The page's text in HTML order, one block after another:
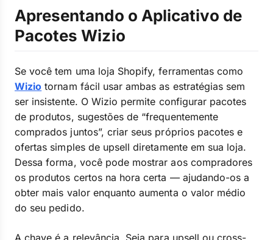
Apresentando o Aplicativo de
Pacotes Wizio
Se você tem uma loja Shopify, ferramentas como
Wizio tornam fácil usar ambas as estratégias sem
ser insistente. O Wizio permite configurar pacotes
de produtos, sugestões de “frequentemente
comprados juntos”, criar seus próprios pacotes e
ofertas simples de upsell diretamente em sua loja.
Dessa forma, você pode mostrar aos compradores
os produtos certos na hora certa — ajudando-os a
obter mais valor enquanto aumenta o valor médio
do seu pedido.
A chave é a relevância. Seja para upsell ou cross-